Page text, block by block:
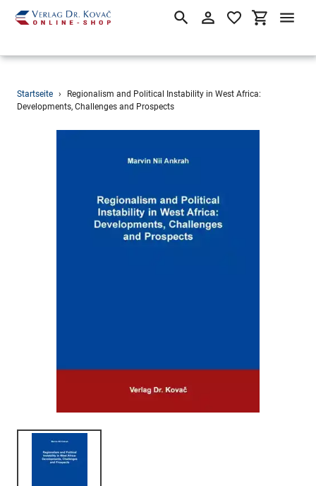
Direkt
zum
SuchenEinloggen
Startseite ›
Regionalism and Political Instability in West Africa:
Developments, Challenges and Prospects